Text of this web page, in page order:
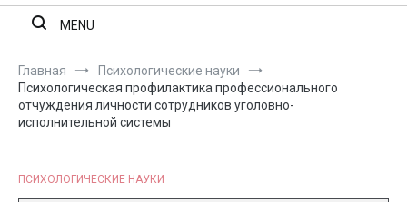
MENU
Главная
Психологические науки
Психологическая профилактика профессионального
отчуждения личности сотрудников уголовно-
исполнительной системы
ПСИХОЛОГИЧЕСКИЕ НАУКИ